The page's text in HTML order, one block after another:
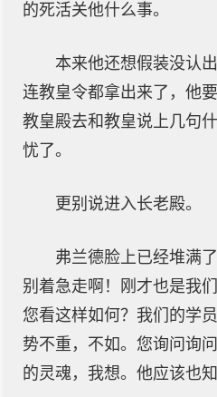
的死活关他什么事。
本来他还想假装没认
连教皇令都拿出来了，他
教皇殿去和教皇说上几句
忧了。
更别说进入长老殿。
弗兰德脸上已经堆满
别着急走啊！刚才也是我
您看这样如何？我们的学
势不重，不如。您询问询
的灵魂，我想。他应该也